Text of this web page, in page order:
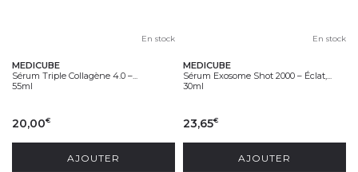
En stock
MEDICUBE
Sérum Triple Collagène 4.0 –...
55ml
20,00€
AJOUTER
En stock
MEDICUBE
Sérum Exosome Shot 2000 – Éclat,...
30ml
23,65€
AJOUTER